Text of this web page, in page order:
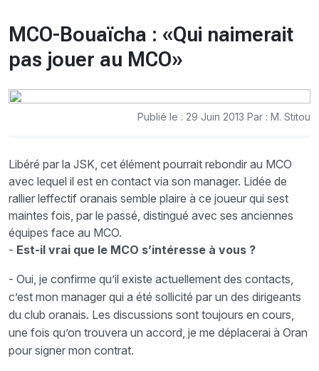
MCO-Bouaïcha : «Qui naimerait
pas jouer au MCO»
Publié le : 29 Juin 2013 Par : M. Stitou
Libéré par la JSK, cet élément pourrait rebondir au MCO
avec lequel il est en contact via son manager. Lidée de
rallier leffectif oranais semble plaire à ce joueur qui sest
maintes fois, par le passé, distingué avec ses anciennes
équipes face au MCO.
- Est-il vrai que le MCO s’intéresse à vous ?
- Oui, je confirme qu’il existe actuellement des contacts,
c’est mon manager qui a été sollicité par un des dirigeants
du club oranais. Les discussions sont toujours en cours,
une fois qu’on trouvera un accord, je me déplacerai à Oran
pour signer mon contrat.